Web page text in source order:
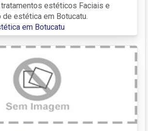
estéticos Faciais e
de estética em Botucatu.
em Botucatu